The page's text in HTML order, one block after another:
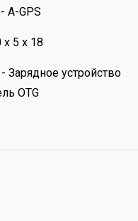
GPS
5 x 18
устройство
OTG